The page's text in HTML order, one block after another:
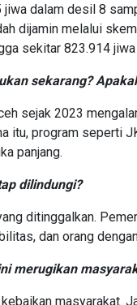
dalam desil 8
dijamin melalui
sekitar 823.914
sekarang?
sejak 2023
itu, program seperti
panjang.
dilindungi?
ditinggalkan.
dan orang
merugikan
masyarakat.